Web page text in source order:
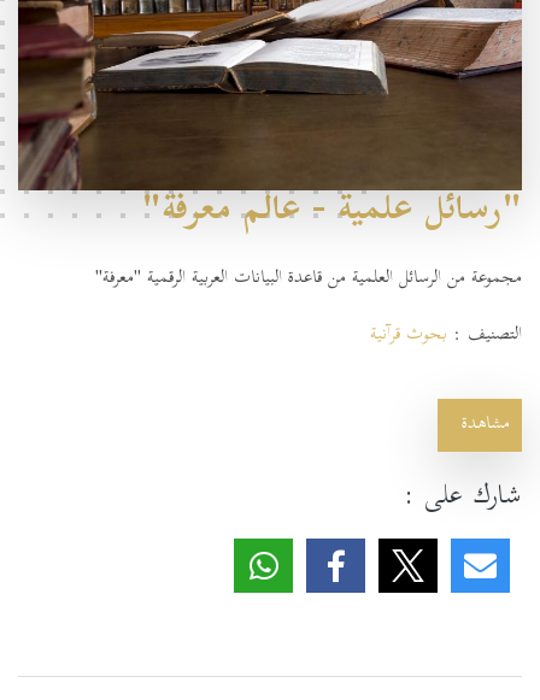
"رسائل علمية - عالم معرفة"
مجموعة من الرسائل العلمية منقاعدة البيانات العربية الرقمية "معرفة"
التصنيف : بحوث قرآنية
مشاهدة
شارك على :